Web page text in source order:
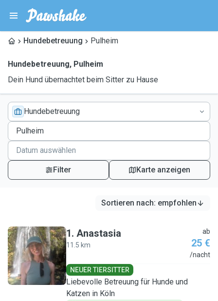
Hundebetreuung Pulheim
Hundebetreuung, Pulheim
Dein Hund übernachtet beim Sitter zu Hause
Hundebetreuung
Filter Karte anzeigen
Sortieren nach: empfohlen
A
1. Anastasia
11.5 km
ab
25 €
/nacht
NEUER TIERSITTER
Liebevolle Betreuung für Hunde und
Katzen in Köln